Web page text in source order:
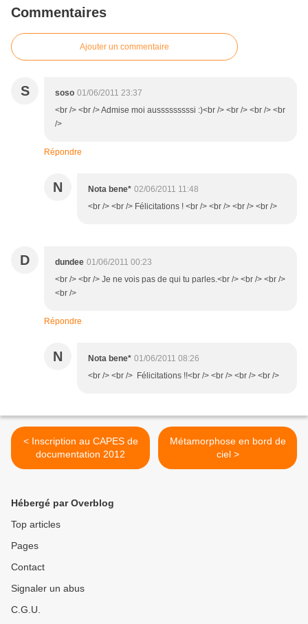
Commentaires
Ajouter un commentaire
S soso 01/06/2011 23:37
<br /> <br /> Admise moi ausssssssssi :)<br /> <br /> <br /> <br
/>
Répondre
N Nota bene* 02/06/2011 11:48
<br /> <br /> Félicitations ! <br /> <br /> <br /> <br />
D dundee 01/06/2011 00:23
<br /> <br /> Je ne vois pas de qui tu parles.<br /> <br /> <br />
<br />
Répondre
N Nota bene* 01/06/2011 08:26
<br /> <br /> Félicitations !!<br /> <br /> <br /> <br />
< Inscription au CAPES de
documentation 2012
Métamorphose en bord de
ciel >
Hébergé par Overblog
Top articles
Pages
Contact
Signaler un abus
C.G.U.